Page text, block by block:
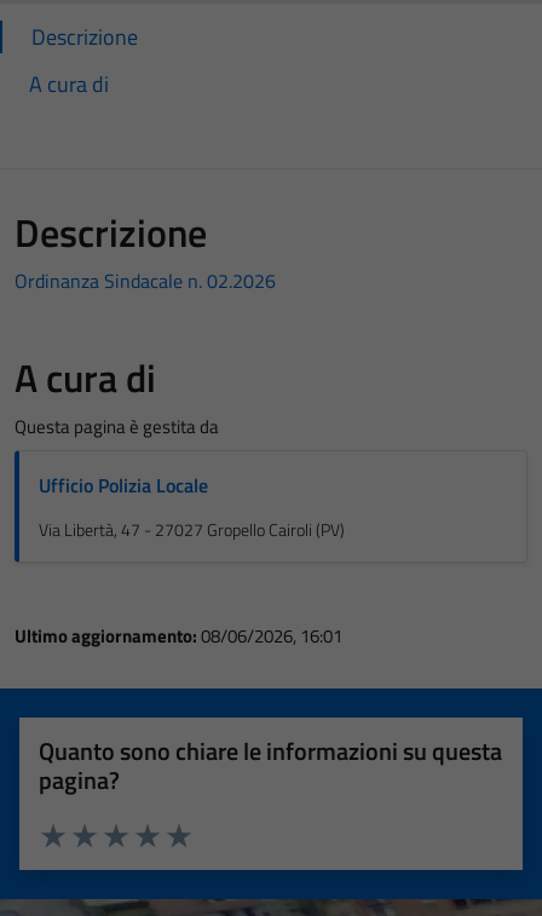
Descrizione
A cura di
Descrizione
Ordinanza Sindacale n. 02.2026
A cura di
Questa pagina è gestita da
Ufficio Polizia Locale
Via Libertà, 47 - 27027 Gropello Cairoli (PV)
Ultimo aggiornamento:08/06/2026, 16:01
Quanto sono chiare le informazioni su questa
pagina?
Valuta 5 stelle su 5
Valuta 4 stelle su 5
Valuta 3 stelle su 5
Valuta 2 stelle su 5
Valuta 1 stelle su 5